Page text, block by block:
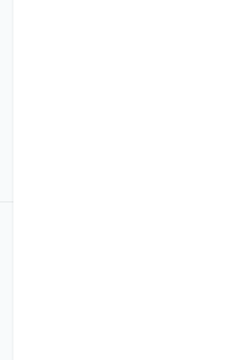
در خبرنامه ما عضو شوید